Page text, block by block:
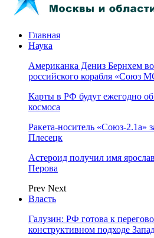
Главная
Наука
Американка Дениз Бернхем
российского корабля «Союз
Карты в РФ будут ежегодно
космоса
Ракета-носитель «Союз-2.1а»
Плесецк
Астероид получил имя
Перова
Prev Next
Власть
Галузин: РФ готова к
конструктивном подходе